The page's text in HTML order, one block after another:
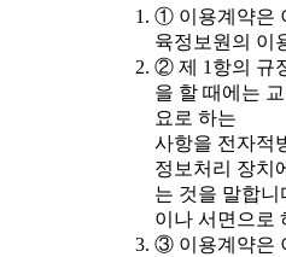
① 이용계약은
육정보원의 이
② 제 1항의 규
을 할 때에는
요로 하는
사항을 전자적
정보처리 장치
는 것을 말합니
이나 서면으로
③ 이용계약은